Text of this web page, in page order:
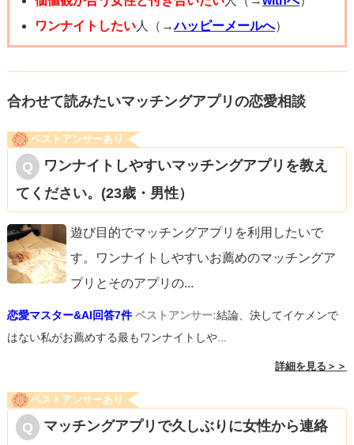
思うもの。
なので3～4回もデートをせず、初めの内から『じっくりお
付き合いをしていきたい』という事を言い、合わない人に
は早々に引いてもらう方が、お互いにとって良いです。
2.いつまでに結婚しようと思っているのか、具体的な期間を
言う
相手の事を考えるなら、いつまでに結婚しようと思ってい
るのか。具体的に言う方が女性側としては助かります。
一番質が悪いのは、結婚をほのめかしておきながら、ズル
ズルと恋人関係を引き延ばす事。延ばされた挙句『合わな
るため、曖昧な態度は女性にとって悪手です。
けじめをつけるという意味でも、いつまでに結婚するつも
ワンナイトしたい人（→ハッピーメールへ）
合わせて読みたいマッチングアプリの恋愛相談
ベストアンサーあり
ワンナイトしやすいマッチングアプリを教え
てください。(23歳・男性）
遊び目的でマッチングアプリを利用したいで
す。ワンナイトしやすいお薦めのマッチングア
プリとそのアプリの...
恋愛マスター&AI回答7件 ベストアンサー:結論、決してイケメンで
はない私がお薦めする最もワンナイトしや...
詳細を見る＞＞
ベストアンサーあり
マッチングアプリで久しぶりに女性から連絡